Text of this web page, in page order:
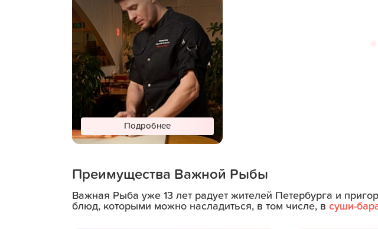
Подробнее
В поддержку важных
лап
Преимущества Важной Рыбы
Важная Рыба уже 13 лет радует жителей Петербурга и
блюд, которыми можно насладиться, в том числе, в суши-